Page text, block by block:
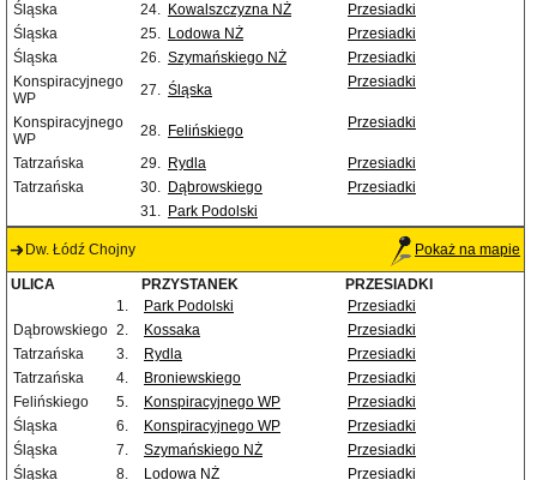
Śląska
24. Kowalszczyzna NŻ
Przesiadki
Śląska
25. Lodowa NŻ
Przesiadki
Śląska
26. Szymańskiego NŻ
Przesiadki
Konspiracyjnego
WP
27. Śląska Przesiadki
Konspiracyjnego
WP
28. Felińskiego Przesiadki
Tatrzańska 29. Rydla
Przesiadki
Tatrzańska
30. Dąbrowskiego
Przesiadki
31. Park Podolski
Dw. Łódź Chojny Pokaż na mapie
ULICA PRZYSTANEK
PRZESIADKI
1.
Park Podolski
Przesiadki
Dąbrowskiego 2. Kossaka
Przesiadki
Tatrzańska
3. Rydla
Przesiadki
Tatrzańska
4. Broniewskiego
Przesiadki
Felińskiego
5. Konspiracyjnego WP
Przesiadki
Śląska
6. Konspiracyjnego WP
Przesiadki
Śląska
7. Szymańskiego NŻ
Przesiadki
Śląska
8. Lodowa NŻ
Przesiadki